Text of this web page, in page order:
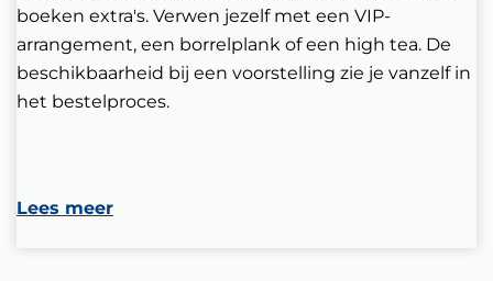
boeken extra's. Verwen jezelf met een VIP-
arrangement, een borrelplank of een high tea. De
beschikbaarheid bij een voorstelling zie je vanzelf in
het bestelproces.
Lees meer